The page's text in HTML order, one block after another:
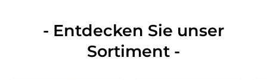
- Entdecken Sie unser
Sortiment -